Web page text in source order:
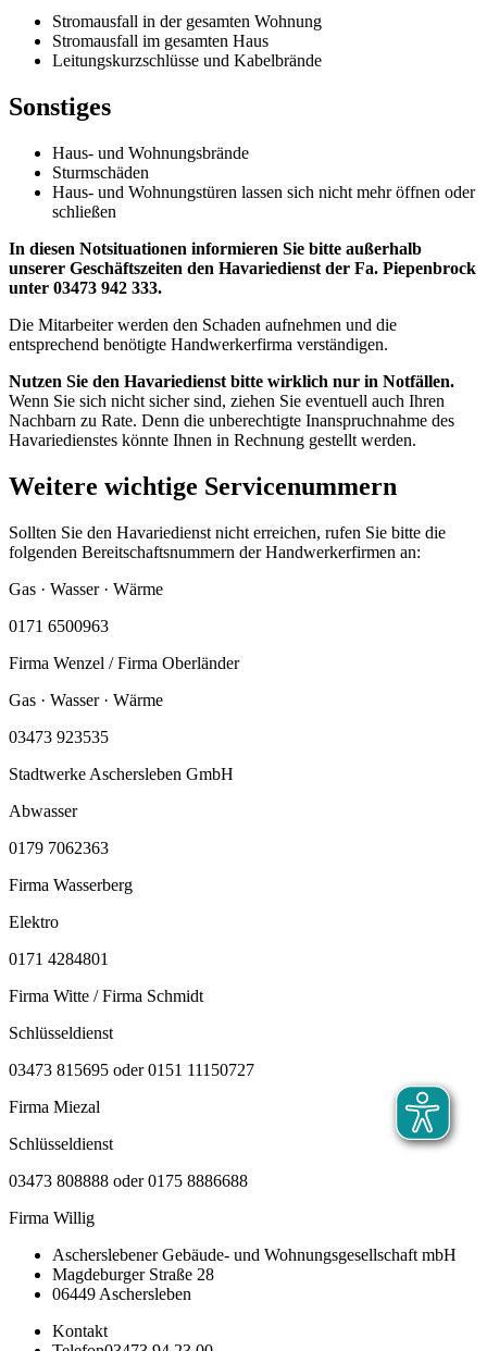
Stromausfall in der gesamten Wohnung
Stromausfall im gesamten Haus
Leitungskurzschlüsse und Kabelbrände
Sonstiges
Haus- und Wohnungsbrände
Sturmschäden
Haus- und Wohnungstüren lassen sich nicht mehr öffnen oder
schließen
In diesen Notsituationen informieren Sie bitte außerhalb
unserer Geschäftszeiten den Havariedienst der Fa. Piepenbrock
unter 03473 942 333.
Die Mitarbeiter werden den Schaden aufnehmen und die
entsprechend benötigte Handwerkerfirma verständigen.
Nutzen Sie den Havariedienst bitte wirklich nur in Notfällen.
Wenn Sie sich nicht sicher sind, ziehen Sie eventuell auch Ihren
Nachbarn zu Rate. Denn die unberechtigte Inanspruchnahme des
Havariedienstes könnte Ihnen in Rechnung gestellt werden.
Weitere wichtige Servicenummern
Sollten Sie den Havariedienst nicht erreichen, rufen Sie bitte die
folgenden Bereitschaftsnummern der Handwerkerfirmen an:
Gas · Wasser · Wärme
0171 6500963
Firma Wenzel / Firma Oberländer
Gas · Wasser · Wärme
03473 923535
Stadtwerke Aschersleben GmbH
Abwasser
0179 7062363
Firma Wasserberg
Elektro
0171 4284801
Firma Witte / Firma Schmidt
Schlüsseldienst
03473 815695 oder 0151 11150727
Firma Miezal
Schlüsseldienst
03473 808888 oder 0175 8886688
Firma Willig
Ascherslebener Gebäude- und Wohnungsgesellschaft mbH
Magdeburger Straße 28
06449 Aschersleben
Kontakt